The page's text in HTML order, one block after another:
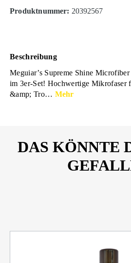
Produktnummer: 20392567
Beschreibung
Meguiar’s Supreme Shine
im 3er-Set! Hochwertige Mikrofaser
&amp; Tro… Mehr
DAS KÖNNTE